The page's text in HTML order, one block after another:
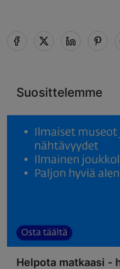
Suosittelemme
Helpota matkaasi -